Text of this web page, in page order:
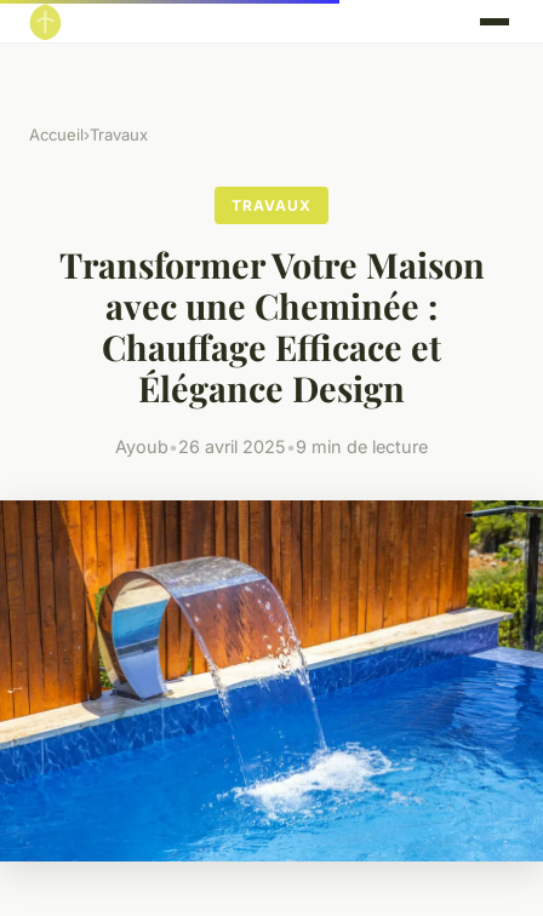
Accueil›Travaux
TRAVAUX
Transformer Votre Maison
avec une Cheminée :
Chauffage Efficace et
Élégance Design
Ayoub•26 avril 2025•9 min de lecture